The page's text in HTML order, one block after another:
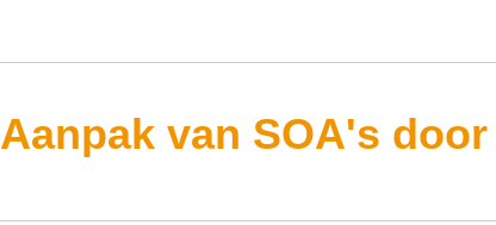
Aanpak van SOA's